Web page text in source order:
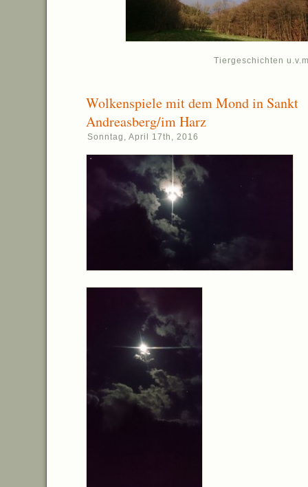
Tiergeschichten
Wolkenspiele mit dem Mond in Sankt
Andreasberg/im Harz
Sonntag, April 17th, 2016